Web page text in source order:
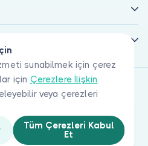
sunabilmek için çerez
için Çerezlere İlişkin
veya çerezleri
Tüm Çerezleri Kabul
Et